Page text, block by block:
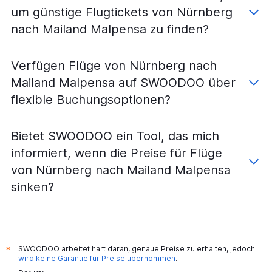
Flüge von Weeze, Niederrhein nach Mailand Linate
Flüge von Stuttgart nach Bergamo
Flüge von Stuttgart nach Mailand Linate
Flüge von Münster nach Bergamo
Flüge von Münster nach Mailand Linate
Flüge von Leipzig nach Mailand Malpensa
Flüge von Leipzig nach Mailand Linate
Flüge von Leipzig nach Bergamo
Flüge von Dortmund nach Mailand Malpensa
Flüge von Dortmund nach Bergamo
Flüge von Dresden nach Mailand Linate
um günstige Flugtickets von Nürnberg
nach Mailand Malpensa zu finden?
Verfügen Flüge von Nürnberg nach
Mailand Malpensa auf SWOODOO über
flexible Buchungsoptionen?
Bietet SWOODOO ein Tool, das mich
informiert, wenn die Preise für Flüge
von Nürnberg nach Mailand Malpensa
sinken?
*
SWOODOO arbeitet hart daran, genaue Preise zu erhalten, jedoch
wird keine Garantie für Preise übernommen.